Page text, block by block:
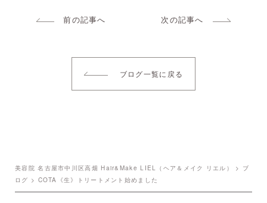
前の記事へ 次の記事へ
ブログ一覧に戻る
美容院 名古屋市中川区高畑 Hair&Make LIEL（ヘア＆メイク リエル） > ブ
ログ > COTA《生》トリートメント始めました